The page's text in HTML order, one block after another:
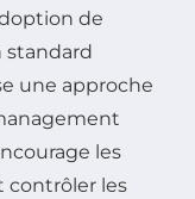
de
standard
une approche
les
contrôler les